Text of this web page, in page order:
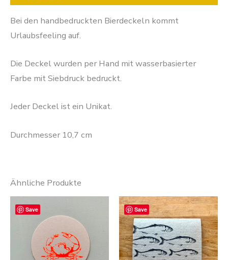
Bei den handbedruckten Bierdeckeln kommt
Urlaubsfeeling auf.
Die Deckel wurden per Hand mit wasserbasierter
Farbe mit Siebdruck bedruckt.
Jeder Deckel ist ein Unikat.
Durchmesser 10,7 cm
Ähnliche Produkte
Save Save